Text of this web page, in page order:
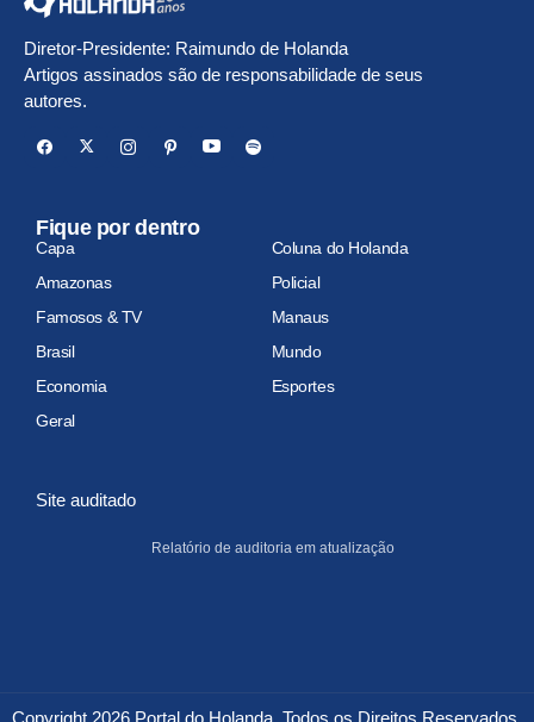
Diretor-Presidente: Raimundo de Holanda
Artigos assinados são de responsabilidade de seus
autores.
Fique por dentro
Capa
Coluna do Holanda
Amazonas
Policial
Famosos & TV
Manaus
Brasil
Mundo
Economia
Esportes
Geral
Site auditado
Relatório de auditoria em atualização
Copyright 2026 Portal do Holanda. Todos os Direitos Reservados.